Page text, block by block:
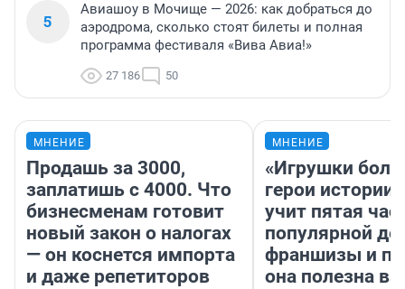
5
Авиашоу в Мочище — 2026: как добраться до
аэродрома, сколько стоят билеты и полная
программа фестиваля «Вива Авиа!»
27 186 50
МНЕНИЕ
Продашь за 3000,
заплатишь с 4000. Что
бизнесменам готовит
новый закон о налогах
— он коснется импорта
и даже репетиторов
МНЕНИЕ
«Игрушки
герои
учит пятая
популярной
франшизы и
она полезна